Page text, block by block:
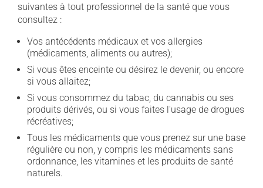
suivantes à tout professionnel de la santé que vous
consultez :
Vos antécédents médicaux et vos allergies
(médicaments, aliments ou autres);
Si vous êtes enceinte ou désirez le devenir, ou encore
si vous allaitez;
Si vous consommez du tabac, du cannabis ou ses
produits dérivés, ou si vous faites l'usage de drogues
récréatives;
Tous les médicaments que vous prenez sur une base
régulière ou non, y compris les médicaments sans
ordonnance, les vitamines et les produits de santé
naturels.